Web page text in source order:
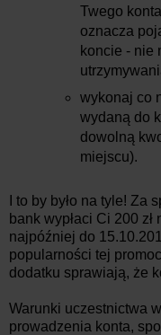
Twego
oznacza
koncie - nie
wykonaj co
wydaną do
dowolną
miejscu).
I to by było na tyle! Za
bank wypłaci Ci 200
najpóźniej do
popularności tej
dodatku sprawiają, że
Warunki uczestnictwa
prowadzenia konta,